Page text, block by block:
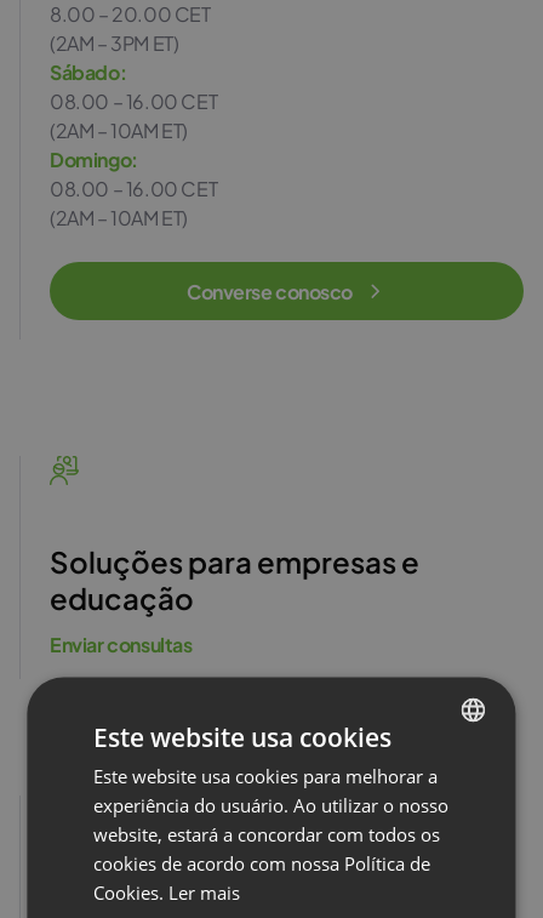
8.00 – 20.00 CET
(2AM – 3PM ET)
Sábado:
08.00 – 16.00 CET
(2AM – 10AM ET)
Domingo:
08.00 – 16.00 CET
(2AM – 10AM ET)
Converse conosco
Soluções para empresas e
educação
Enviar consultas
Relações públicas e parceria
ENGLISH
FRENCH
GERMAN
Este website usa cookies
Este website usa cookies para melhorar a
experiência do usuário. Ao utilizar o nosso
website, estará a concordar com todos os
cookies de acordo com nossa Política de
Cookies. Ler mais